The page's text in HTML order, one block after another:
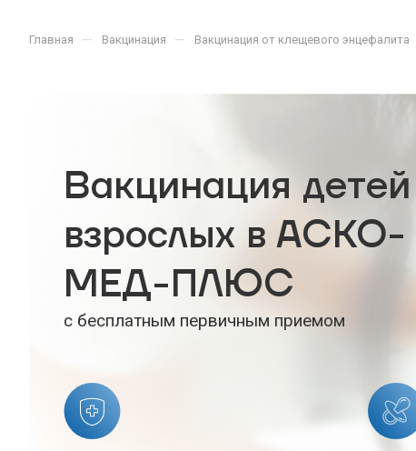
Главная — Вакцинация — Вакцинация от клещевого энцефалита
Вакцинация
взрослых в АСКО-
МЕД-ПЛЮС
с бесплатным первичным приемом